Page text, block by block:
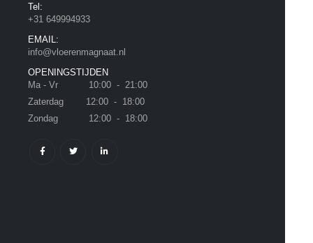
Tel:
+31 649994933
EMAIL:
info@vloerenmagnaat.nl
OPENINGSTIJDEN
Ma - Vr 10:00 - 21:00
Zaterdag 12:00 - 18:00
Zondag 12:00 - 18:00